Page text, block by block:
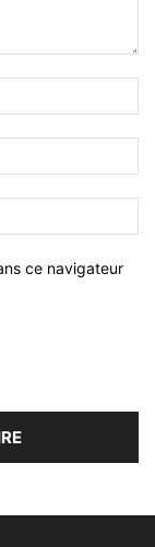
ce navigateur